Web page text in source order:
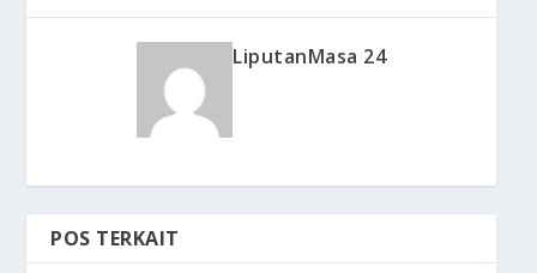
LiputanMasa 24
POS TERKAIT